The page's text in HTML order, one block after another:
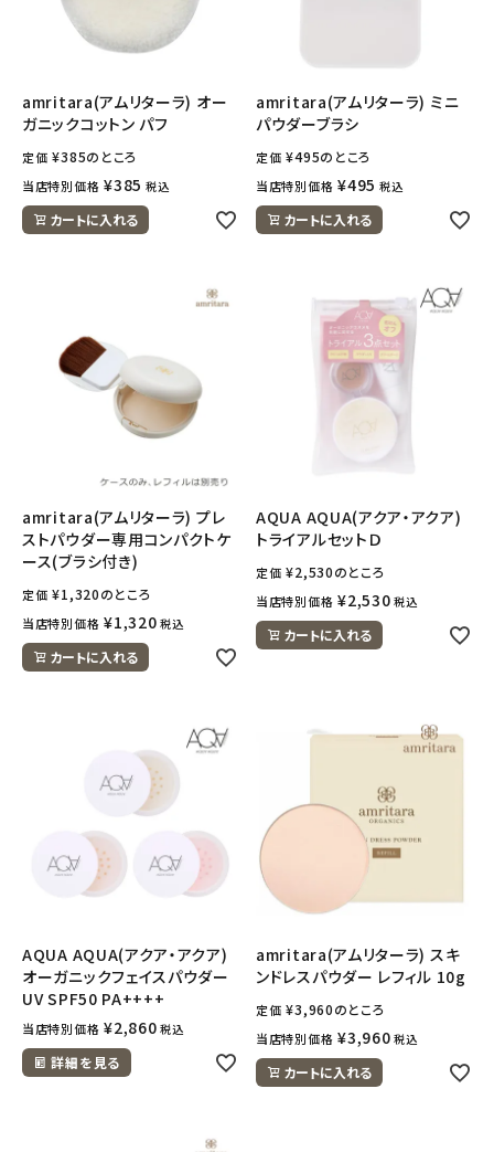
フェムケア
インナー・下着・ナイトウェア
キッズ・ベビー・マタニティ
キッチン用品
定期購入
オリジナルブランド
エコリュクス
エコメイト
ナチュラプラス
アルモニベルツ
コラム・スタッフのおすすめ
ご利用ガイド等
アカウント情報
ようこそ ゲスト 様
meeting_room ログイン person 会員登録
amritara(アムリターラ) オー
ガニックコットン パフ
定価 ¥385のところ
当店特別価格 ¥385 税込
カートに入れる
amritara(アムリターラ) ミニ
パウダーブラシ
定価 ¥495のところ
当店特別価格 ¥495 税込
カートに入れる
amritara(アムリターラ) プレ
ストパウダー専用コンパクトケ
ース(ブラシ付き)
定価 ¥1,320のところ
当店特別価格 ¥1,320 税込
カートに入れる
AQUA AQUA(アクア・アクア)
トライアルセットＤ
定価 ¥2,530のところ
当店特別価格 ¥2,530 税込
カートに入れる
AQUA AQUA(アクア・アクア)
オーガニックフェイスパウダー
UV SPF50 PA++++
当店特別価格 ¥2,860 税込
詳細を見る
amritara(アムリターラ) スキ
ンドレスパウダー レフィル 10g
定価 ¥3,960のところ
当店特別価格 ¥3,960 税込
カートに入れる